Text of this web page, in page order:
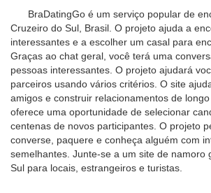
BraDatingGo é um serviço popular de
Cruzeiro do Sul, Brasil. O projeto ajuda a
interessantes e a escolher um casal para
Graças ao chat geral, você terá uma
pessoas interessantes. O projeto ajudará
parceiros usando vários critérios. O site
amigos e construir relacionamentos de
oferece uma oportunidade de selecionar
centenas de novos participantes. O projeto
converse, paquere e conheça alguém com
semelhantes. Junte-se a um site de namoro
Sul para locais, estrangeiros e turistas.